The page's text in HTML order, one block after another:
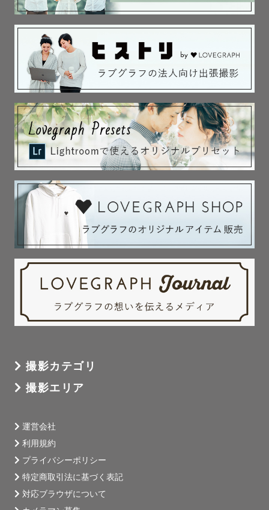
不安や疑問を一緒に解決して、最高な思い出を作りましょ
う！
東京都 / 埼玉県  / 千葉県  を中心に活動しております。
全国各地、ご依頼いただければ駆けつけますが、上記以外
のエリアにつきましては、
ご予約前に一度お問い合わせいただきますようお願い致し
ます 。
（ 遠方の場合、併せて交通費についてのご案内もさせて頂
きます。）
📅ご予約枠・スケジュールについて 📅
カレンダー上に △ や × と記載されている場合でも、調整
何かご相談等ある場合は「公式LINEで問い合わせる」より
ご連絡ください！
撮影カテゴリ
撮影エリア
運営会社
利用規約
プライバシーポリシー
特定商取引法に基づく表記
対応ブラウザについて